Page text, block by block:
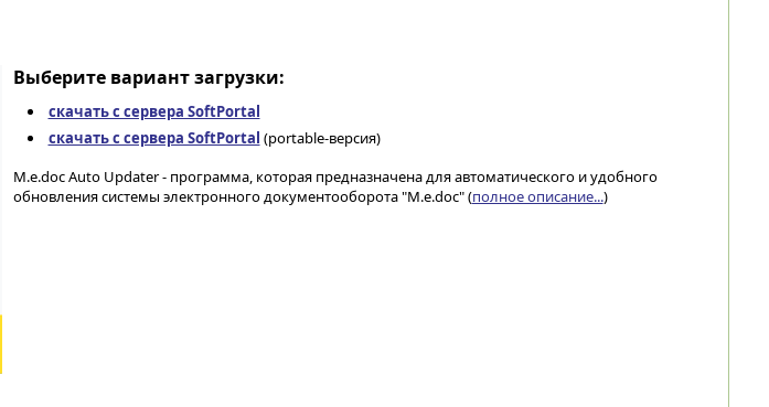
Выберите вариант загрузки:
скачать с сервера SoftPortal
скачать с сервера SoftPortal (portable-версия)
M.e.doc Auto Updater - программа, которая предназначена для автоматического и удобного
обновления системы электронного документооборота "M.e.doc" (полное описание...)